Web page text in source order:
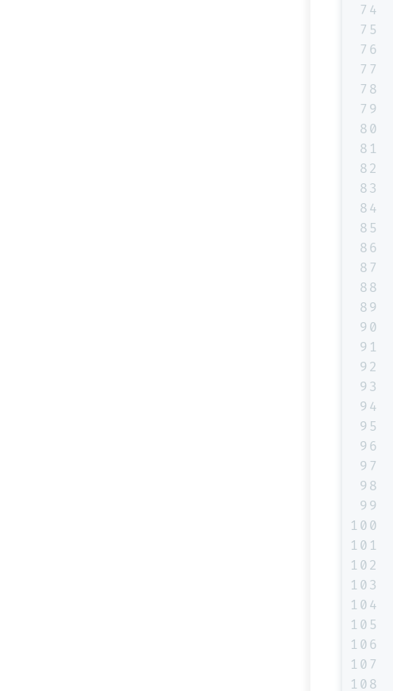
74
75
76
77
78
79
80
81
82
83
84
85
86
87
88
89
90
91
92
93
94
95
96
97
98
99
100
101
102
103
104
105
106
107
108